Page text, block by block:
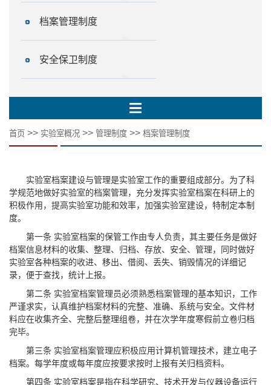
档案管理制度
安全保卫制度
首页 >> 实验室概况 >> 管理制度 >> 档案管理制度
实验室档案建设与管理是实验室工作的重要组成部分。为了科
学规范地做好实验室的档案管理，充分发挥实验室档案在科研上的
积极作用，提高实验室功能和效率，加强实验室建设，特制定本制
度。
第一条 实验室档案的保管工作由专人负责，其主要任务是做好
档案信息材料的收集、整理、归档、存放、安全、管理，同时做好
实验室各种档案的收进、移出、借阅、丢失、销毁情况的详细记
录，便于查找，统计上报。
第二条 实验室档案管理员必须熟悉档案管理的基本知识，工作
严谨求实，认真维护档案材料的完整、准确、系统与安全。文件材
料应在收集齐全、完整后整理组卷，并在次学年度寒假前立卷归档
完毕。
第三条 实验室档案管理应积极应用计算机管理技术，建立电子
档案。每学年度或每年度应按要求按时上报有关归档资料。
第四条 实验室档案是指在科学研究、技术开发与仪器设备运行